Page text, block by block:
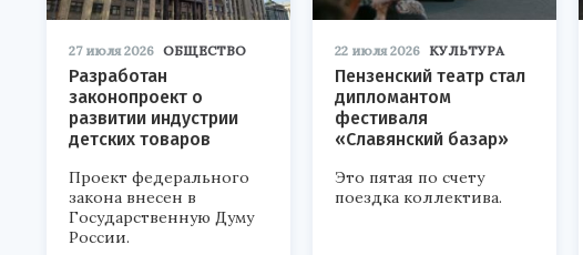
27 июля 2026 ОБЩЕСТВО
Разработан
законопроект о
развитии индустрии
детских товаров
Проект федерального
закона внесен в
Государственную Думу
России.
22 июля 2026 КУЛЬТУРА
Пензенский театр стал
дипломантом
фестиваля
«Славянский базар»
Это пятая по счету
поездка коллектива.